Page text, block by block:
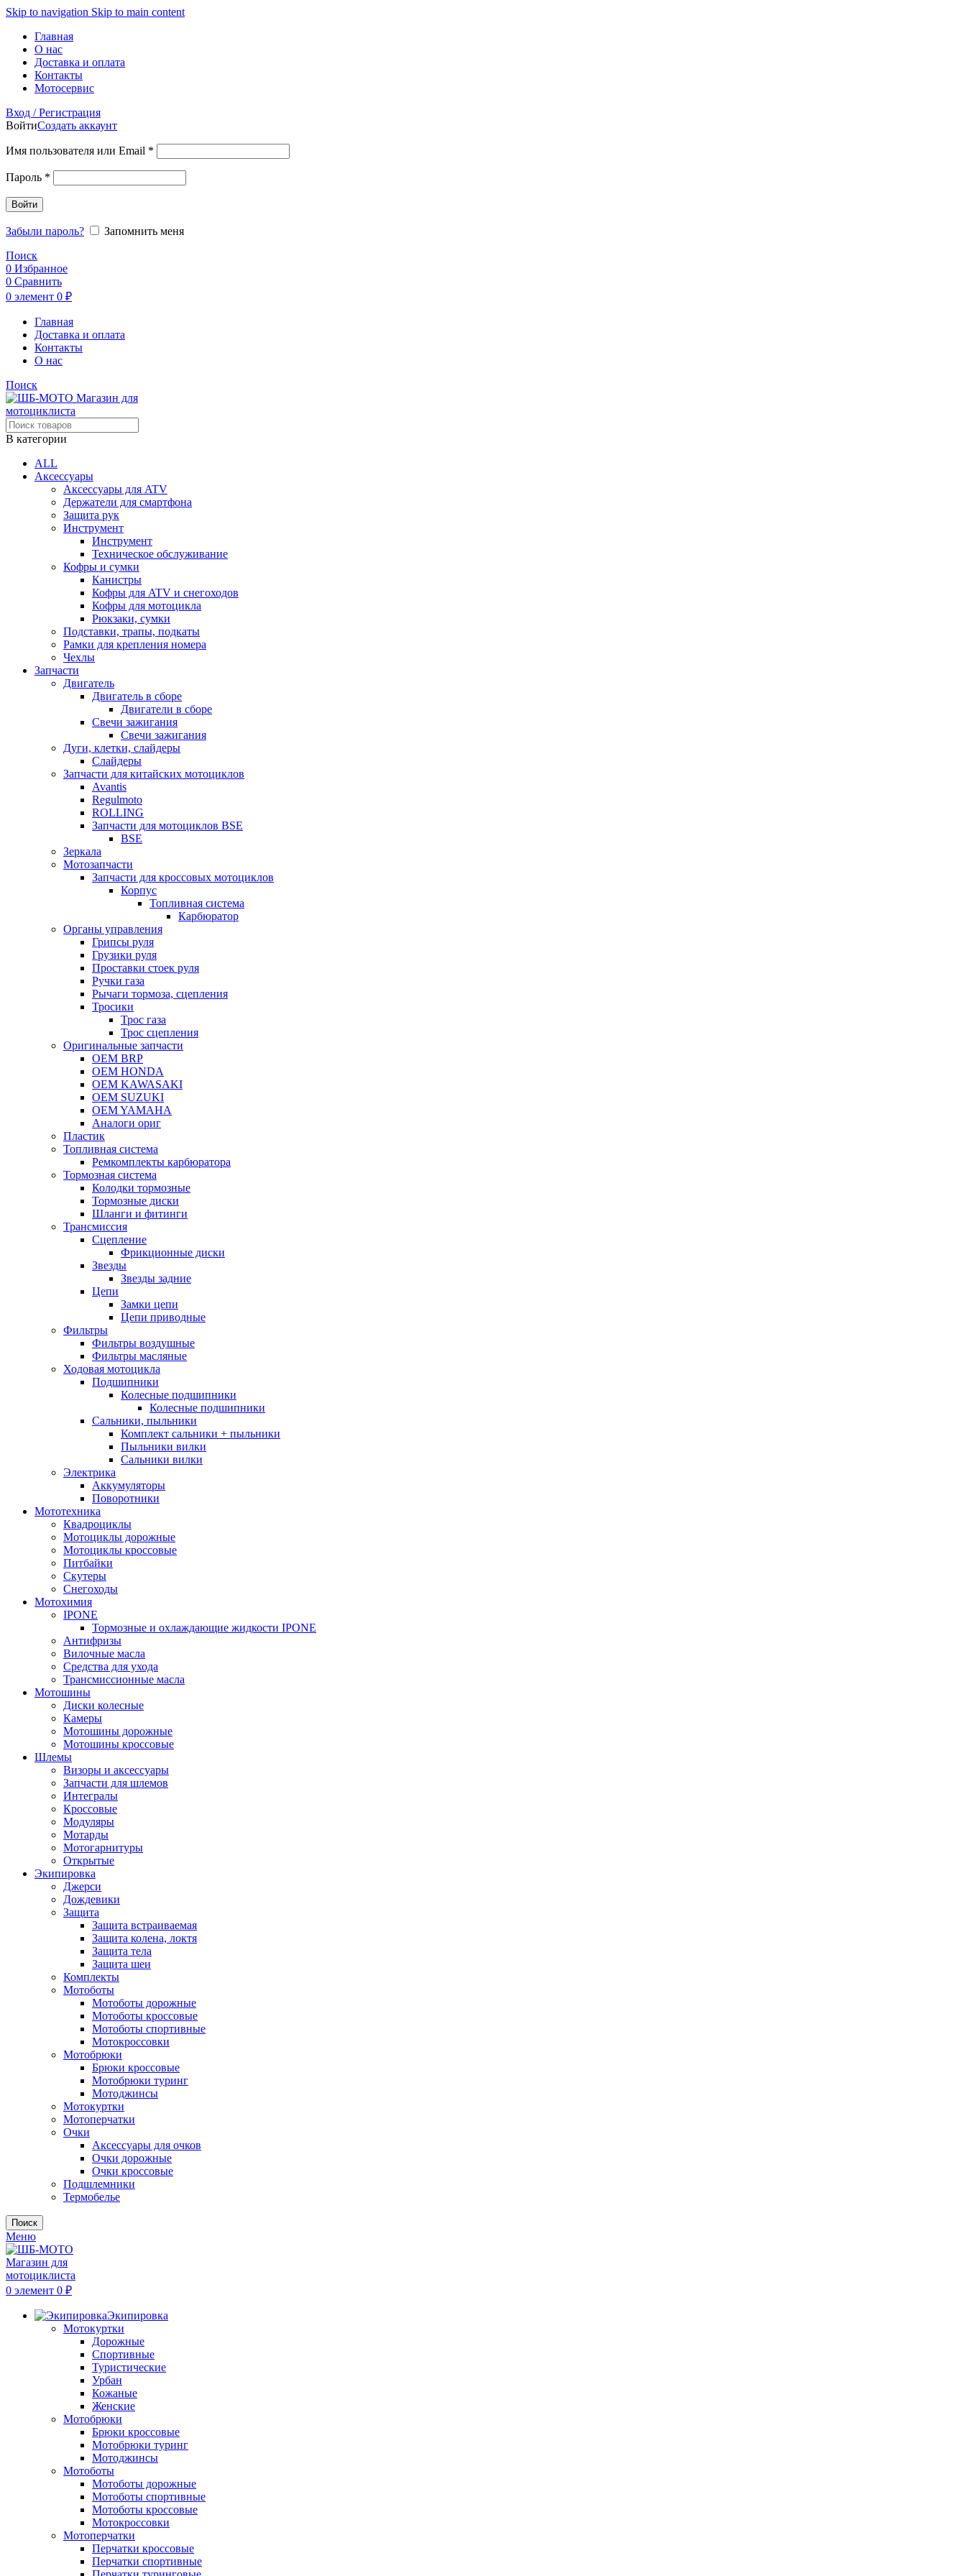
Skip to navigation Skip to main content
Главная
О нас
Доставка и оплата
Контакты
Мотосервис
Вход / Регистрация
ВойтиСоздать аккаунт
Имя пользователя или Email *
Пароль *
Войти
Забыли пароль?
Запомнить меня
Поиск
0 Избранное
0 Сравнить
0 элемент 0 ₽
Главная
Доставка и оплата
Контакты
О нас
Поиск
В категории
ALL
Аксессуары
Аксессуары для ATV
Держатели для смартфона
Защита рук
Инструмент
Инструмент
Техническое обслуживание
Кофры и сумки
Канистры
Кофры для ATV и снегоходов
Кофры для мотоцикла
Рюкзаки, сумки
Подставки, трапы, подкаты
Рамки для крепления номера
Чехлы
Запчасти
Двигатель
Двигатель в сборе
Двигатели в сборе
Свечи зажигания
Свечи зажигания
Дуги, клетки, слайдеры
Слайдеры
Запчасти для китайских мотоциклов
Avantis
Regulmoto
ROLLING
Запчасти для мотоциклов BSE
BSE
Зеркала
Мотозапчасти
Запчасти для кроссовых мотоциклов
Корпус
Топливная система
Карбюратор
Органы управления
Грипсы руля
Грузики руля
Проставки стоек руля
Ручки газа
Рычаги тормоза, сцепления
Тросики
Трос газа
Трос сцепления
Оригинальные запчасти
OEM BRP
OEM HONDA
OEM KAWASAKI
OEM SUZUKI
OEM YAMAHA
Аналоги ориг
Пластик
Топливная система
Ремкомплекты карбюратора
Тормозная система
Колодки тормозные
Тормозные диски
Шланги и фитинги
Трансмиссия
Cцепление
Фрикционные диски
Звезды
Звезды задние
Цепи
Замки цепи
Цепи приводные
Фильтры
Фильтры воздушные
Фильтры масляные
Ходовая мотоцикла
Подшипники
Колесные подшипники
Колесные подшипники
Сальники, пыльники
Комплект сальники + пыльники
Пыльники вилки
Сальники вилки
Электрика
Аккумуляторы
Поворотники
Мототехника
Квадроциклы
Мотоциклы дорожные
Мотоциклы кроссовые
Питбайки
Скутеры
Снегоходы
Мотохимия
IPONE
Тормозные и охлаждающие жидкости IPONE
Антифризы
Вилочные масла
Средства для ухода
Трансмиссионные масла
Мотошины
Диски колесные
Камеры
Мотошины дорожные
Мотошины кроссовые
Шлемы
Визоры и аксессуары
Запчасти для шлемов
Интегралы
Кроссовые
Модуляры
Мотарды
Мотогарнитуры
Открытые
Экипировка
Джерси
Дождевики
Защита
Защита встраиваемая
Защита колена, локтя
Защита тела
Защита шеи
Комплекты
Мотоботы
Мотоботы дорожные
Мотоботы кроссовые
Мотоботы спортивные
Мотокроссовки
Мотобрюки
Брюки кроссовые
Мотобрюки туринг
Мотоджинсы
Мотокуртки
Мотоперчатки
Очки
Аксессуары для очков
Очки дорожные
Очки кроссовые
Подшлемники
Термобелье
Поиск
Меню
0 элемент 0 ₽
Экипировка
Мотокуртки
Дорожные
Спортивные
Туристические
Урбан
Кожаные
Женские
Мотобрюки
Брюки кроссовые
Мотобрюки туринг
Мотоджинсы
Мотоботы
Мотоботы дорожные
Мотоботы спортивные
Мотоботы кроссовые
Мотокроссовки
Мотоперчатки
Перчатки кроссовые
Перчатки спортивные